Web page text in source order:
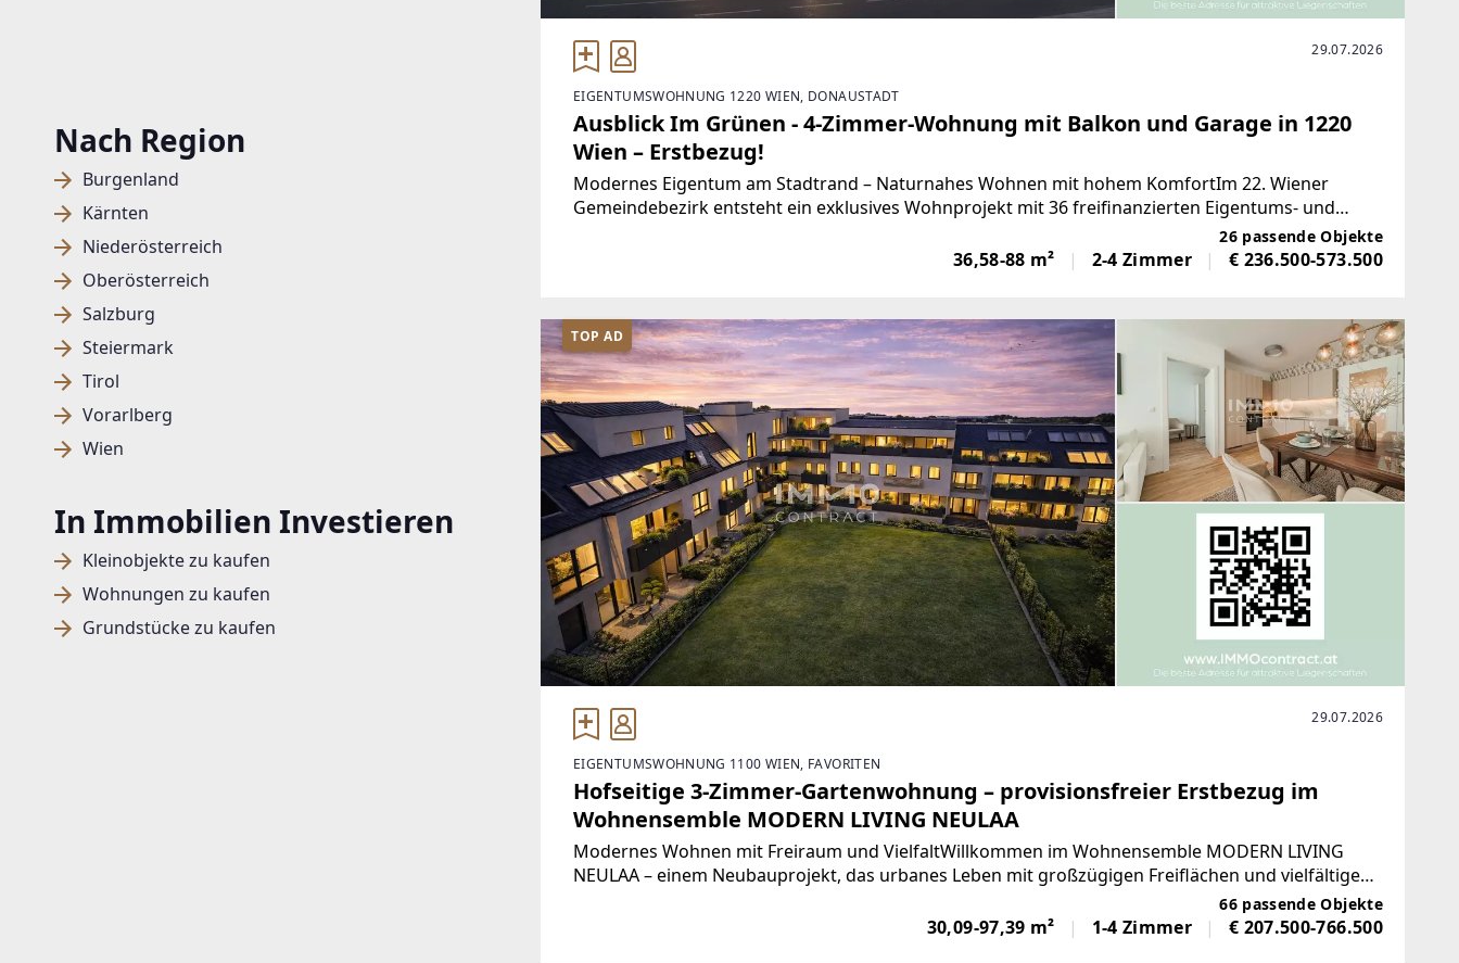
Nach Region
Burgenland
Kärnten
Niederösterreich
Oberösterreich
Salzburg
Steiermark
Tirol
Vorarlberg
Wien
In Immobilien Investieren
Kleinobjekte zu kaufen
Wohnungen zu kaufen
Grundstücke zu kaufen
29.07.2026
EIGENTUMSWOHNUNG 1220 WIEN, DONAUSTADT
Ausblick Im Grünen - 4-Zimmer-Wohnung mit Balkon und Garage in 1220
Wien – Erstbezug!
Modernes Eigentum am Stadtrand – Naturnahes Wohnen mit hohem KomfortIm 22. Wiener
Gemeindebezirk entsteht ein exklusives Wohnprojekt mit 36 freifinanzierten Eigentums- und
Vorsorgewohnungen in Größen von 2 bis 4 Zimmern (36–91 m²). Die Wohnungen26 passende Objekte
36,58-88 m² 2-4 Zimmer € 236.500-573.500
TOP AD
29.07.2026
EIGENTUMSWOHNUNG 1100 WIEN, FAVORITEN
Hofseitige 3-Zimmer-Gartenwohnung – provisionsfreier Erstbezug im
Wohnensemble MODERN LIVING NEULAA
Modernes Wohnen mit Freiraum und VielfaltWillkommen im Wohnensemble MODERN LIVING
NEULAA – einem Neubauprojekt, das urbanes Leben mit großzügigen Freiflächen und vielfältigen
66 passende Objekte
30,09-97,39 m² 1-4 Zimmer € 207.500-766.500